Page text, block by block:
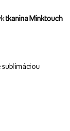
tkanina Minktouch
sublimáciou